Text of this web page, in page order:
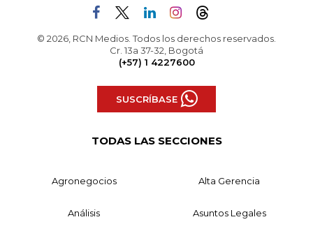
© 2026, RCN Medios. Todos los derechos reservados.
Cr. 13a 37-32, Bogotá
(+57) 1 4227600
SUSCRÍBASE
TODAS LAS SECCIONES
Agronegocios Alta Gerencia
Análisis Asuntos Legales